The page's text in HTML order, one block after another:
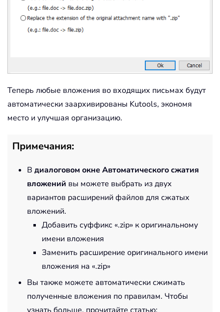
Теперь любые вложения во входящих письмах будут
автоматически заархивированы Kutools, экономя
место и улучшая организацию.
Примечания:
В диалоговом окне Автоматического сжатия
вложений вы можете выбрать из двух
вариантов расширений файлов для сжатых
вложений.
Добавить суффикс «.zip» к оригинальному
имени вложения
Заменить расширение оригинального имени
вложения на «.zip»
Вы также можете автоматически сжимать
полученные вложения по правилам. Чтобы